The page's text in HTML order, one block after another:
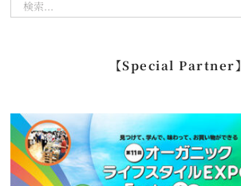
【Special Partner】